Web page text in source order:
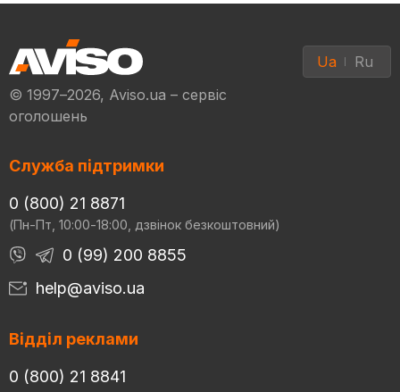
© 1997–2026, Aviso.ua – сервіс
оголошень
Ua Ru
Служба підтримки
0 (800) 21 8871
(Пн-Пт, 10:00-18:00, дзвінок безкоштовний)
0 (99) 200 8855
help@aviso.ua
Відділ реклами
0 (800) 21 8841